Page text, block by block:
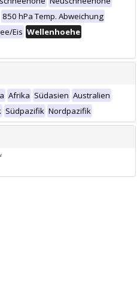
850 hPa Temp. Abweichung
Eis Wellenhoehe
Afrika Südasien Australien
Südpazifik Nordpazifik